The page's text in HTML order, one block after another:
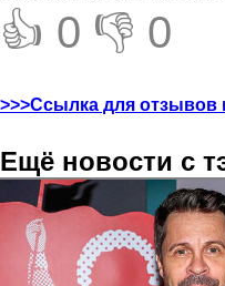
👍 0 👎 0
>>>Ссылка для отзывов
Ещё новости с